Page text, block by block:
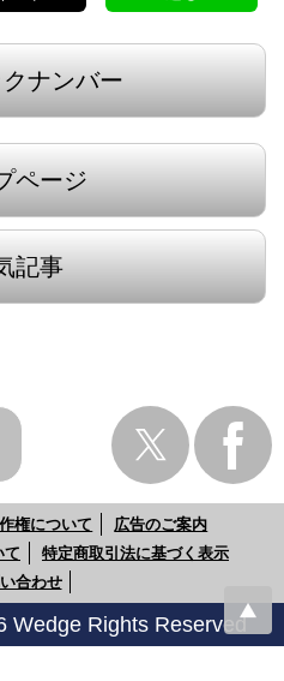
ナンバー
ページ
記事
権について
広告のご案内
て
特定商取引法に基づく表示
合わせ
Wedge Rights Reserved